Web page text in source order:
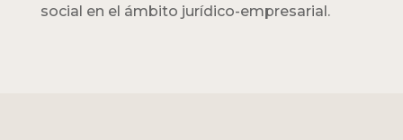
social en el ámbito jurídico-empresarial.